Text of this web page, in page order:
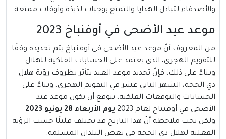
والأصدقاء لتبادل الهدايا والتمتع بوجبات لذيذة وأوقات ممتعة.
موعد عيد الأضحى في أوفنباخ 2023
من المعروف أنّ موعد عيد الأضحى في أوفنباخ يتم تحديده وفقًا
للتقويم الهجري، الذي يعتمد على الحسابات الفلكية للهلال
وبناءً على ذلك، فإنّ تحديد موعد العيد يتأثر بظروف رؤية هلال
ذي الحجة، الشهر الثاني عشر في التقويم الهجري، وبناءً على
الحسابات والتوقعات الفلكية، يتوقع أن يكون موعد عيد
الأضحى في أوفنباخ لعام 2023
يوم الأربعاء 28 يونيو 2023
ولكن يجب ملاحظة أنّ هذا التاريخ قد يختلف قليلًا حسب الرؤية
الفعلية لهلال ذي الحجة في بعض البلدان المسلمة.